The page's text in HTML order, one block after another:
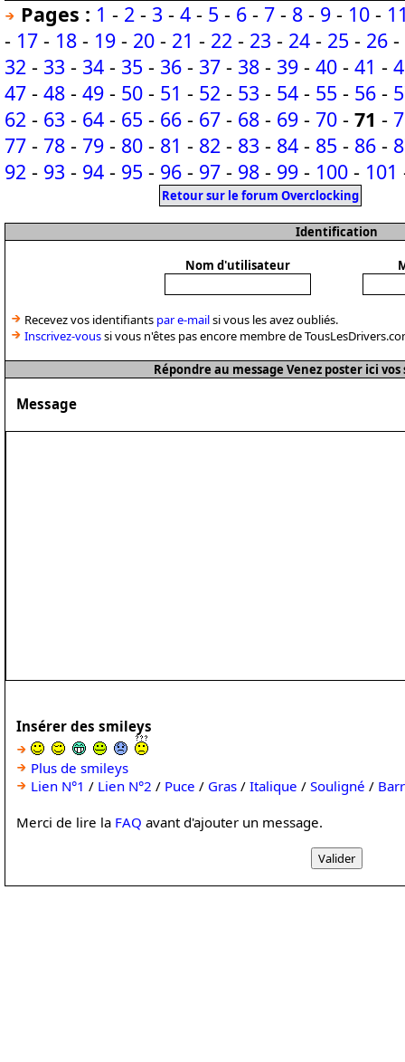
Pages : 1 - 2 - 3 - 4 - 5 - 6 - 7 - 8 - 9 - 10 -
- 17 - 18 - 19 - 20 - 21 - 22 - 23 - 24 - 25 - 26 -
32 - 33 - 34 - 35 - 36 - 37 - 38 - 39 - 40 - 41 -
47 - 48 - 49 - 50 - 51 - 52 - 53 - 54 - 55 - 56 -
62 - 63 - 64 - 65 - 66 - 67 - 68 - 69 - 70 - 71 -
77 - 78 - 79 - 80 - 81 - 82 - 83 - 84 - 85 - 86 -
92 - 93 - 94 - 95 - 96 - 97 - 98 - 99 - 100 - 101
Retour sur le forum Overclocking
Identification
Nom d'utilisateur
Recevez vos identifiants par e-mailsi vous les avez oubliés.
Inscrivez-voussi vous n'êtes pas encore membre de
Répondre au message Venez poster ici vos
Message
Insérer des smileys
Plus de smileys
Lien N°1 / Lien N°2 / Puce / Gras / Italique / Souligné /
Merci de lire la FAQ avant d'ajouter un message.